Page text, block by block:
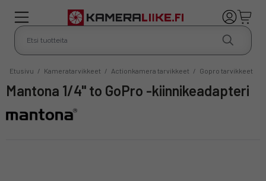
Etusivu / Kameratarvikkeet / Actionkamera tarvikkeet / Gopro tarvikkeet
Mantona 1/4" to GoPro -kiinnikeadapteri